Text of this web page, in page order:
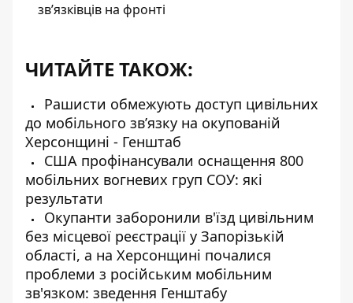
зв’язківців на фронті
ЧИТАЙТЕ ТАКОЖ:
Рашисти обмежують доступ цивільних
до мобільного зв’язку на окупованій
Херсонщині - Генштаб
США профінансували оснащення 800
мобільних вогневих груп СОУ: які
результати
Окупанти заборонили в'їзд цивільним
без місцевої реєстрації у Запорізькій
області, а на Херсонщині почалися
проблеми з російським мобільним
зв'язком: зведення Генштабу